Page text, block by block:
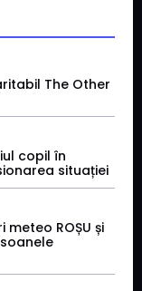
The Other
copil în
situației
ROȘU și